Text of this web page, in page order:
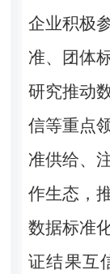
企业积极
准、团体
研究推动
信等重点
准供给、
作生态，
数据标准
证结果互